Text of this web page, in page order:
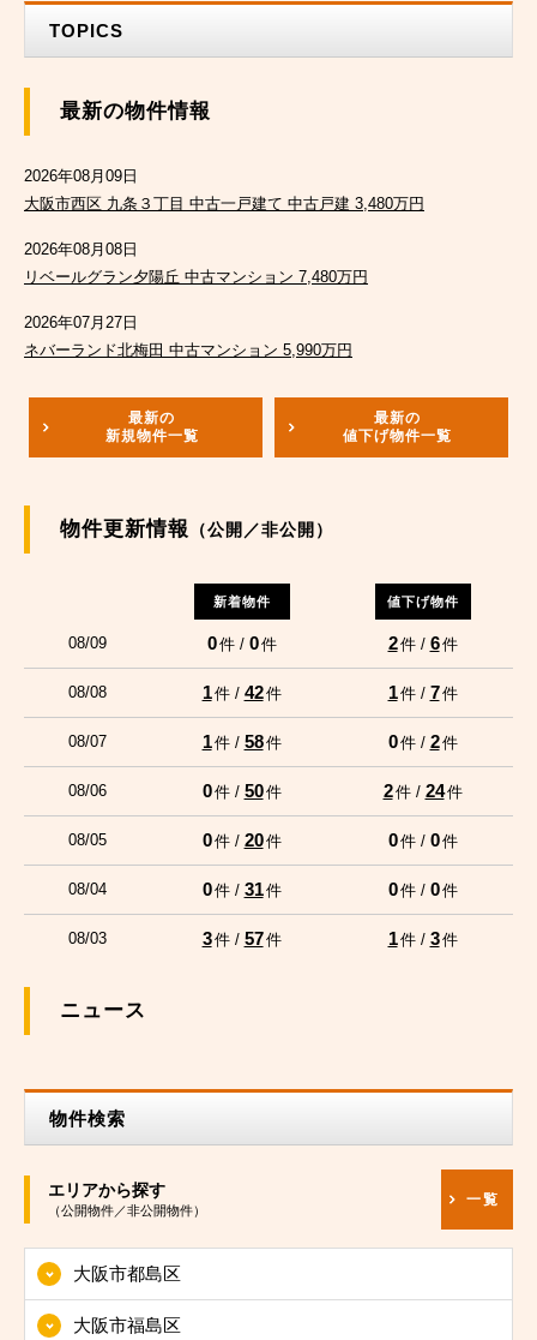
TOPICS
最新の物件情報
2026年08月09日
大阪市西区 九条３丁目 中古一戸建て 中古戸建 3,480万円
2026年08月08日
リベールグラン夕陽丘 中古マンション 7,480万円
2026年07月27日
ネバーランド北梅田 中古マンション 5,990万円
最新の
新規物件一覧
最新の
値下げ物件一覧
物件更新情報 （公開／非公開）
新着物件 値下げ物件
08/09 0件 / 0件 2件 / 6件
08/08 1件 / 42件 1件 / 7件
08/07 1件 / 58件 0件 / 2件
08/06 0件 / 50件 2件 / 24件
08/05 0件 / 20件 0件 / 0件
08/04 0件 / 31件 0件 / 0件
08/03 3件 / 57件 1件 / 3件
ニュース
物件検索
エリアから探す
（公開物件／非公開物件）
一覧
大阪市都島区
大阪市福島区